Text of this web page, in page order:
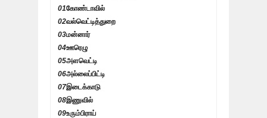
01கோண்டாவில்
02வல்வெட்டித்துறை
03மன்னார்
04ஊரெழு
05அளவெட்டி
06அல்லைப்பிட்டி
07இடைக்காடு
08இணுவில்
09உரும்பிராய்